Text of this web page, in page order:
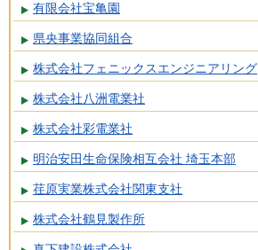
有限会社宝亀園
県央事業協同組合
株式会社フェニックスエンジニアリング
株式会社八洲電業社
株式会社彩電業社
明治安田生命保険相互会社 埼玉本部
荏原実業株式会社関東支社
株式会社鶴見製作所